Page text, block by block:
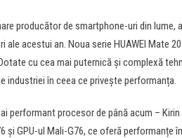
producător de smartphone-uri din lume,
acestui an. Noua serie HUAWEI Mate
cu cea mai puternică și complexă
industriei în ceea ce privește performanța.
performant procesor de până acum –
GPU-ul Mali-G76, ce oferă performanțe